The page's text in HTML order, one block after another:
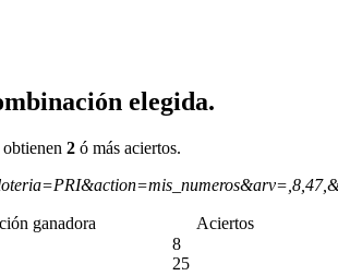
elegida.
2 ó más aciertos.
ganadora Aciertos
8
25